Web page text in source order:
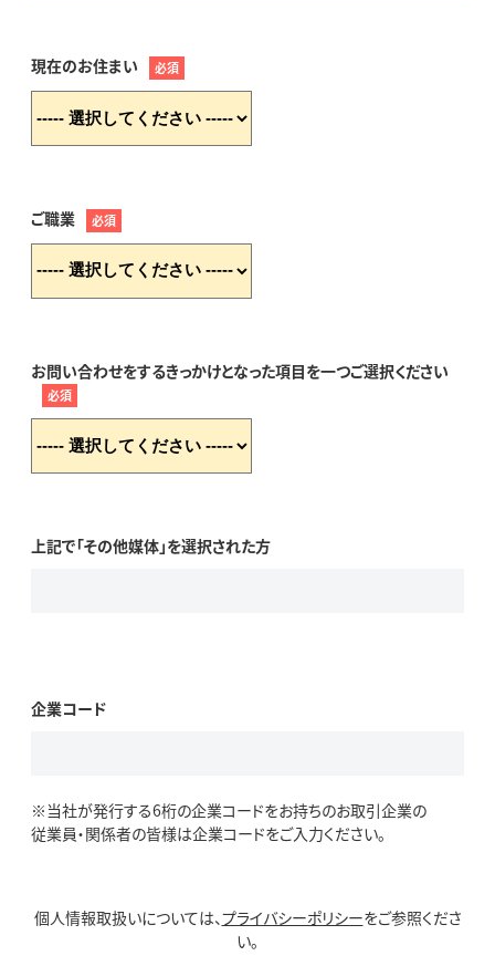
現在のお住まい 必須
ご職業 必須
お問い合わせをするきっかけとなった項目を一つご選択ください
必須
上記で「その他媒体」を選択された方
企業コード
※当社が発行する6桁の企業コードをお持ちのお取引企業の
従業員・関係者の皆様は企業コードをご入力ください。
個人情報取扱いについては、プライバシーポリシーをご参照くださ
い。